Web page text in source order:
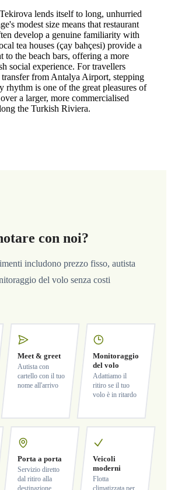
lends itself to long, unhurried
modest size means that restaurant
develop a genuine familiarity with
tea houses (çay bahçesi) provide a
to the beach bars, offering a more
social experience. For travellers
from Antalya Airport, stepping
rhythm is one of the great pleasures of
a larger, more commercialised
the Turkish Riviera.
con noi?
includono prezzo fisso, autista
del volo senza costi
Meet & greet
Autista con
cartello con il tuo
nome all'arrivo
Monitoraggio
del volo
Adattiamo il
ritiro se il tuo
volo è in ritardo
Porta a porta
Servizio diretto
dal ritiro alla
destinazione
Veicoli
moderni
Flotta
climatizzata per